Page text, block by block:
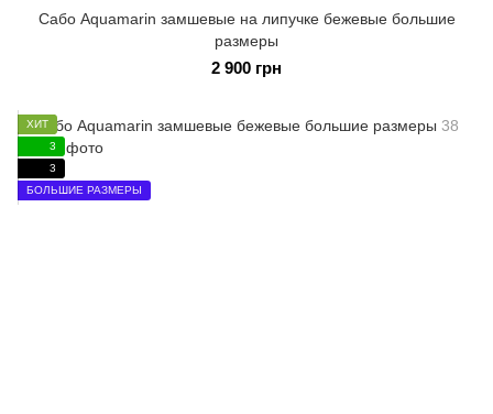
Сабо Aquamarin замшевые на липучке бежевые большие
размеры
2 900 грн
ХИТ
3
3
БОЛЬШИЕ РАЗМЕРЫ